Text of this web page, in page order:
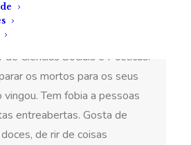
nascida a 30 de junho de
em Política Social através do
Ciências Sociais e Políticas.
os mortos para os seus
vingou. Tem fobia a pessoas
entreabertas. Gosta de
de rir de coisas